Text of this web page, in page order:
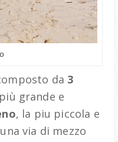
da 3
grande e
, la piu piccola e
via di mezzo